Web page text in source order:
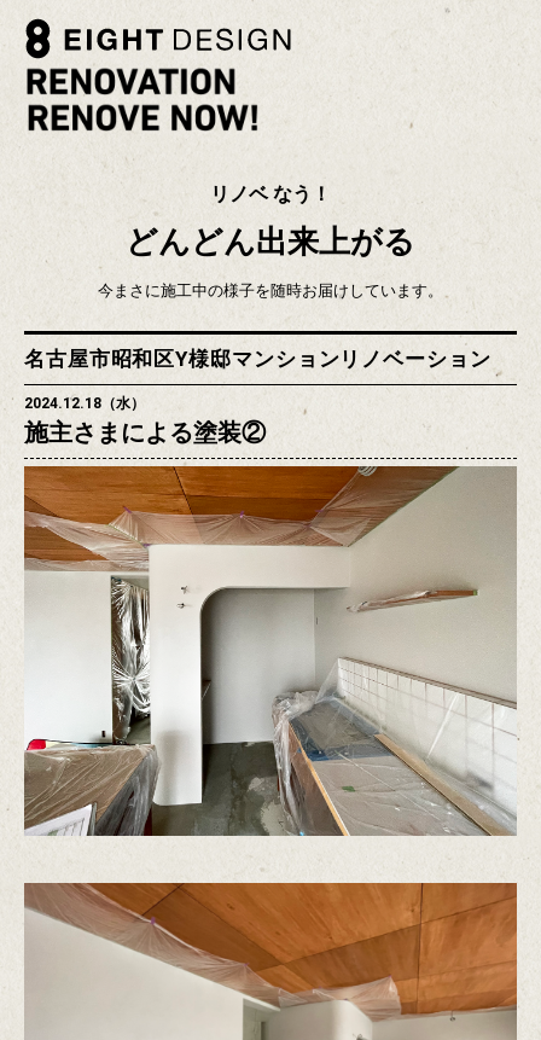
リノベ なう！
どんどん出来上がる
今まさに施工中の様子を随時お届けしています。
名古屋市昭和区Y様邸マンションリノベーション
2024.12.18（水）
施主さまによる塗装②